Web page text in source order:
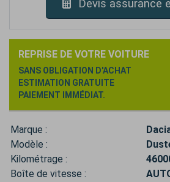
Devis assurance
REPRISE DE VOTRE VOITURE
SANS OBLIGATION D'ACHAT
ESTIMATION GRATUITE
PAIEMENT IMMÉDIAT.
Marque :
Modèle :
Kilométrage :
Boîte de vitesse :